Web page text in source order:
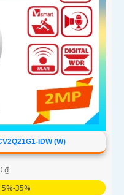
IDW (W)
₫
35%